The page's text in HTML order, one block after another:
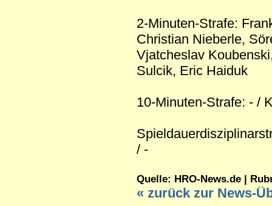
2-Minuten-Strafe:
Christian Nieberle,
Vjatcheslav
Sulcik, Eric Haiduk
10-Minuten-Strafe: - /
/ -
Quelle: HRO-News.de |
« zurück zur News-